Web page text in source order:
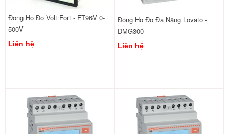
Đồng Hồ Đo Volt Fort - FT96V 0-
500V
Liên hệ
Đồng Hồ Đo Đa Năng Lovato -
DMG300
Liên hệ